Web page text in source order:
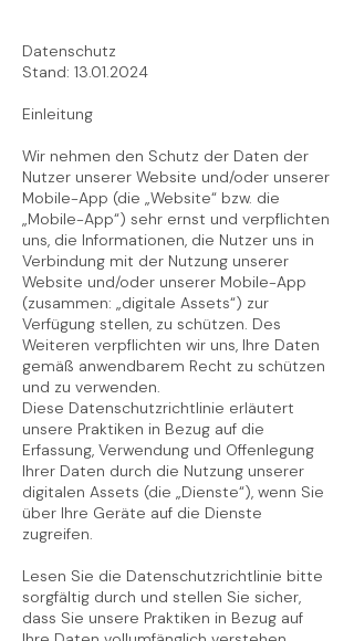
Datenschutz​
Stand: 13.01.2024
Einleitung
Wir nehmen den Schutz der Daten der
Nutzer unserer Website und/oder unserer
Mobile-App (die „Website“ bzw. die
„Mobile-App“) sehr ernst und verpflichten
uns, die Informationen, die Nutzer uns in
Verbindung mit der Nutzung unserer
Website und/oder unserer Mobile-App
(zusammen: „digitale Assets“) zur
Verfügung stellen, zu schützen. Des
Weiteren verpflichten wir uns, Ihre Daten
gemäß anwendbarem Recht zu schützen
und zu verwenden.
Diese Datenschutzrichtlinie erläutert
unsere Praktiken in Bezug auf die
Erfassung, Verwendung und Offenlegung
Ihrer Daten durch die Nutzung unserer
digitalen Assets (die „Dienste“), wenn Sie
über Ihre Geräte auf die Dienste
zugreifen.
Lesen Sie die Datenschutzrichtlinie bitte
sorgfältig durch und stellen Sie sicher,
dass Sie unsere Praktiken in Bezug auf